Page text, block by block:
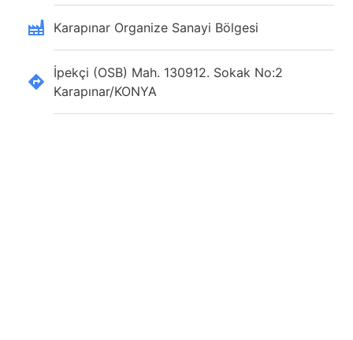
Karapınar Organize Sanayi Bölgesi
İpekçi (OSB) Mah. 130912. Sokak No:2
Karapınar/KONYA